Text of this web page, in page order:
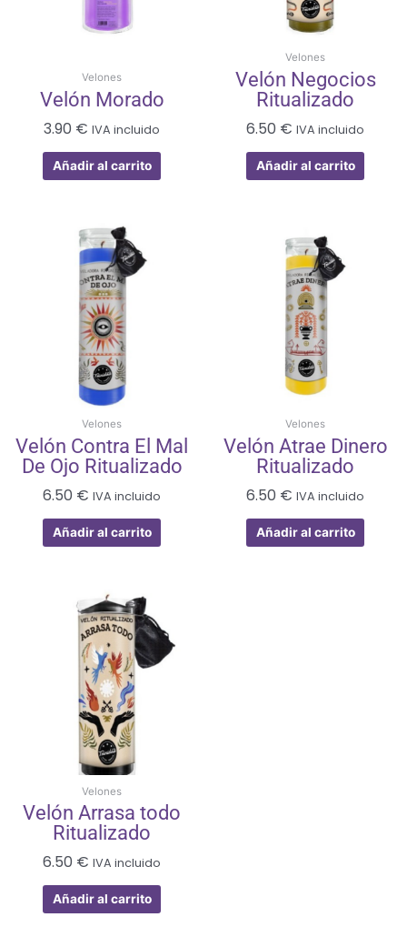
Velones
Velón Morado
3.90 € IVA incluido
Añadir al carrito
Velones
Velón Negocios
Ritualizado
6.50 € IVA incluido
Añadir al carrito
Velones
Velón Contra El Mal
De Ojo Ritualizado
6.50 € IVA incluido
Añadir al carrito
Velones
Velón Atrae Dinero
Ritualizado
6.50 € IVA incluido
Añadir al carrito
Velones
Velón Arrasa todo
Ritualizado
6.50 € IVA incluido
Añadir al carrito